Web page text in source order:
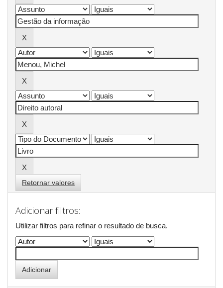
Retornar valores
Adicionar filtros:
Utilizar filtros para refinar o resultado de busca.